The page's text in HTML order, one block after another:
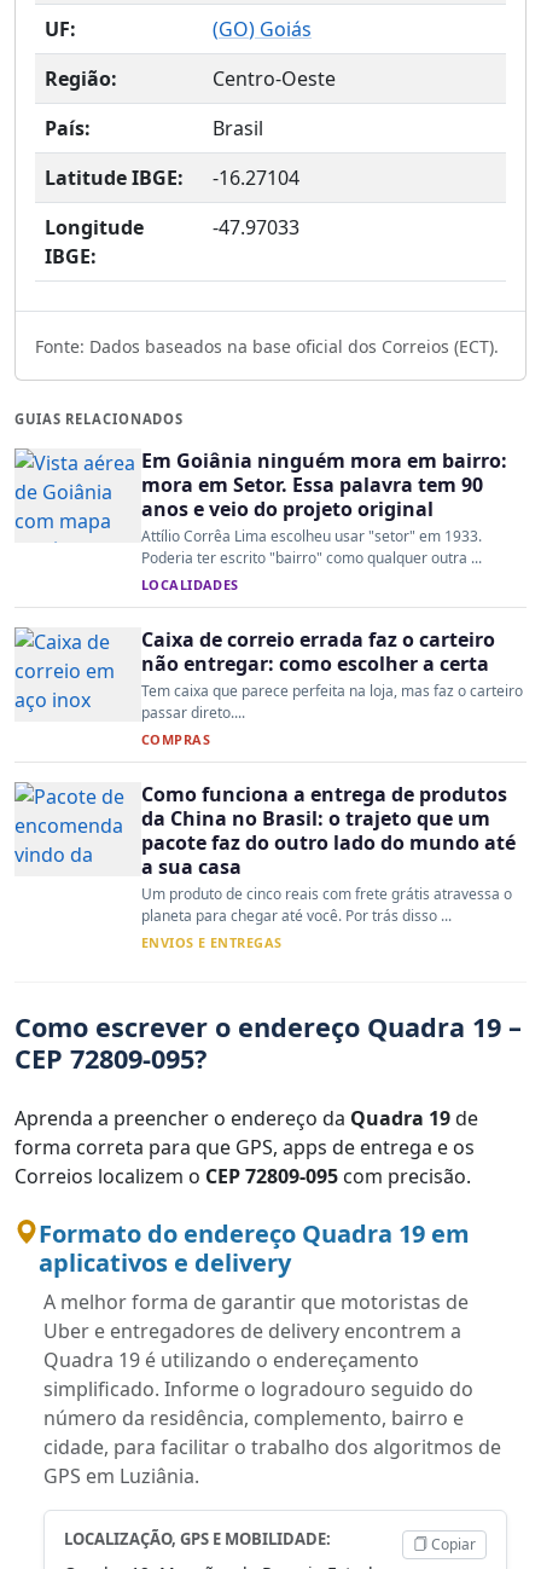
UF: (GO) Goiás
Região:
Centro-Oeste
País:
Brasil
Latitude IBGE:
-16.27104
Longitude
IBGE:
-47.97033
Fonte: Dados baseados na base oficial dos Correios (ECT).
GUIAS RELACIONADOS
Em Goiânia ninguém mora em bairro:
mora em Setor. Essa palavra tem 90
anos e veio do projeto original
Attílio Corrêa Lima escolheu usar "setor" em 1933.
Poderia ter escrito "bairro" como qualquer outra ...
LOCALIDADES
Caixa de correio errada faz o carteiro
não entregar: como escolher a certa
Tem caixa que parece perfeita na loja, mas faz o carteiro
passar direto....
COMPRAS
Como funciona a entrega de produtos
da China no Brasil: o trajeto que um
pacote faz do outro lado do mundo até
a sua casa
Um produto de cinco reais com frete grátis atravessa o
planeta para chegar até você. Por trás disso ...
ENVIOS E ENTREGAS
Como escrever o endereço Quadra 19 –
CEP 72809-095?
Aprenda a preencher o endereço da Quadra 19de
forma correta para que GPS, apps de entrega e os
Correios localizem o CEP 72809-095 com precisão.
Formato do endereço Quadra 19 em
aplicativos e delivery
A melhor forma de garantir que motoristas de
Uber e entregadores de delivery encontrem a
Quadra 19 é utilizando o endereçamento
simplificado. Informe o logradouro seguido do
número da residência, complemento, bairro e
cidade, para facilitar o trabalho dos algoritmos de
GPS em Luziânia.
LOCALIZAÇÃO, GPS E MOBILIDADE: Copiar